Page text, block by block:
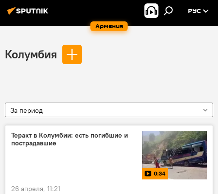
Армения
РУС
Колумбия
За период
Теракт в Колумбии: есть погибшие и
пострадавшие
0:34
26 апреля, 11:21